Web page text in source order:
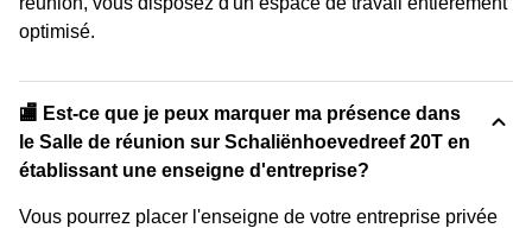
optimisé.
🏬 Est-ce que je peux marquer ma présence dans
le Salle de réunion sur Schaliënhoevedreef 20T en
établissant une enseigne d'entreprise?
Vous pourrez placer l'enseigne de votre entreprise privée